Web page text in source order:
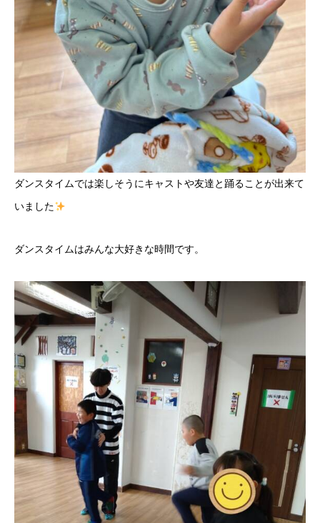
ダンスタイムでは楽しそうにキャストや友達と踊ることが出来て
いました
ダンスタイムはみんな大好きな時間です。